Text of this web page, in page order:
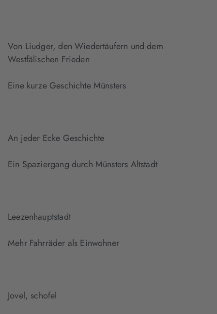
Von Liudger, den Wiedertäufern und dem
Westfälischen Frieden
Eine kurze Geschichte Münsters
An jeder Ecke Geschichte
Ein Spaziergang durch Münsters Altstadt
Leezenhauptstadt
Mehr Fahrräder als Einwohner
Jovel, schofel